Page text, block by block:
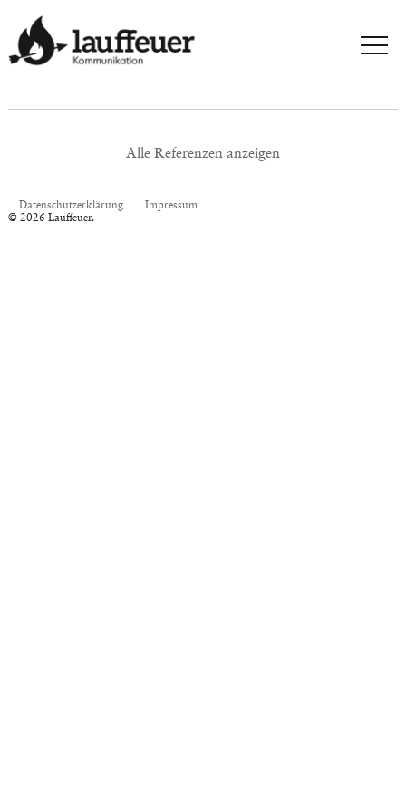
Alle Referenzen anzeigen
Datenschutzerklärung
Impressum
© 2026 Lauffeuer.